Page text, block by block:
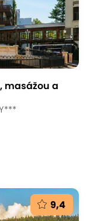
masážou a
9,4